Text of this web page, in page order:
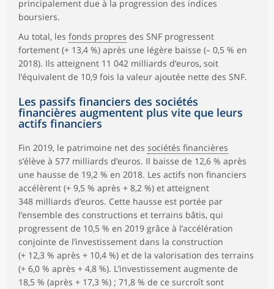
principalement due à la progression des indices
boursiers.
Au total, les fonds propres des SNF progressent
fortement (+ 13,4 %) après une légère baisse (– 0,5 % en
2018). Ils atteignent 11 042 milliards d’euros, soit
l’équivalent de 10,9 fois la valeur ajoutée nette des SNF.
Les passifs financiers des sociétés
financières augmentent plus vite que leurs
actifs financiers
Fin 2019, le patrimoine net des sociétés financières
s’élève à 577 milliards d’euros. Il baisse de 12,6 % après
une hausse de 19,2 % en 2018. Les actifs non financiers
accélèrent (+ 9,5 % après + 8,2 %) et atteignent
348 milliards d’euros. Cette hausse est portée par
l’ensemble des constructions et terrains bâtis, qui
progressent de 10,5 % en 2019 grâce à l’accélération
conjointe de l’investissement dans la construction
(+ 12,3 % après + 10,4 %) et de la valorisation des terrains
(+ 6,0 % après + 4,8 %). L’investissement augmente de
18,5 % (après + 17,3 %) ; 71,8 % de ce surcroît sont